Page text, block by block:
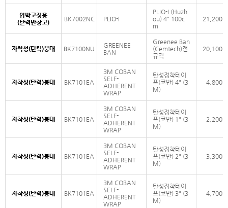
압박고정용
(탄력반창고)
BK7002NC PLIO-I
PLIO-I (Huzh
ou) 4" 100c
m
21,200
자착성(탄력)붕대 BK7100NU
GREENEE
BAN
Greenee Ban
(Cemtech)전
규격
20,100
자착성(탄력)붕대 BK7101EA
3M COBAN
SELF-
ADHERENT
WRAP
탄성접착테이
프(코반) 4" (3
M)
4,800
자착성(탄력)붕대 BK7101EA
3M COBAN
SELF-
ADHERENT
WRAP
탄성접착테이
프(코반) 1" (3
M)
2,200
자착성(탄력)붕대 BK7101EA
3M COBAN
SELF-
ADHERENT
WRAP
탄성접착테이
프(코반) 2" (3
M)
3,300
자착성(탄력)붕대 BK7101EA
3M COBAN
SELF-
ADHERENT
WRAP
탄성접착테이
프(코반) 3" (3
M)
4,700